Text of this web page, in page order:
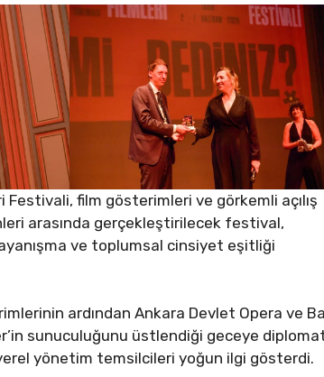
Festivali, film gösterimleri ve görkemli açılış
arasında gerçekleştirilecek festival,
ve toplumsal cinsiyet eşitliği
ardından Ankara Devlet Opera ve
sunuculuğunu üstlendiği geceye
yönetim temsilcileri yoğun ilgi gösterdi.